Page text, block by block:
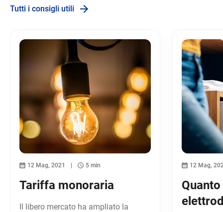
Tutti i consigli utili
12 Mag, 2021 5 min
Tariffa monoraria
Il libero mercato ha ampliato la
12 Mag,